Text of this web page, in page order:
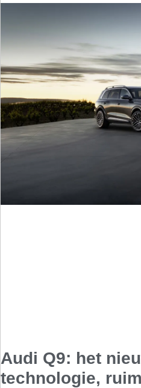
Audi Q9: het
technologie,